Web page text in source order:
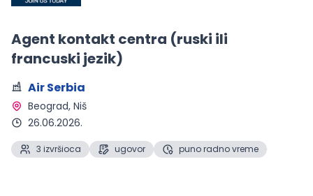
Agent kontakt centra (ruski ili
francuski jezik)
Air Serbia
Beograd, Niš
26.06.2026.
3 izvršioca ugovor puno radno vreme